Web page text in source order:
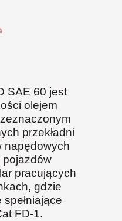
SAE 60 jest
olejem
przekładni
napędowych
pracujących
gdzie
FD-1.